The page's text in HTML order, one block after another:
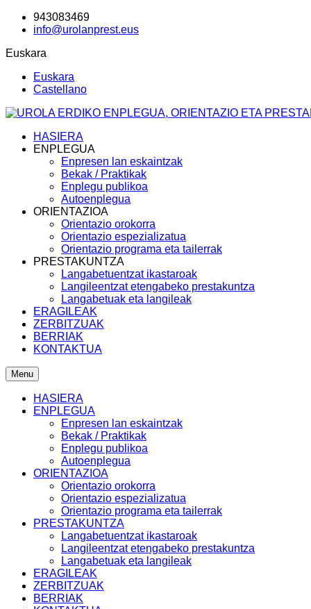
943083469
info@urolanprest.eus
Euskara
Euskara
Castellano
HASIERA
ENPLEGUA
Enpresen lan eskaintzak
Bekak / Praktikak
Enplegu publikoa
Autoenplegua
ORIENTAZIOA
Orientazio orokorra
Orientazio espezializatua
Orientazio programa eta tailerrak
PRESTAKUNTZA
Langabetuentzat ikastaroak
Langileentzat etengabeko prestakuntza
Langabetuak eta langileak
ERAGILEAK
ZERBITZUAK
BERRIAK
KONTAKTUA
Menu
HASIERA
ENPLEGUA
Enpresen lan eskaintzak
Bekak / Praktikak
Enplegu publikoa
Autoenplegua
ORIENTAZIOA
Orientazio orokorra
Orientazio espezializatua
Orientazio programa eta tailerrak
PRESTAKUNTZA
Langabetuentzat ikastaroak
Langileentzat etengabeko prestakuntza
Langabetuak eta langileak
ERAGILEAK
ZERBITZUAK
BERRIAK